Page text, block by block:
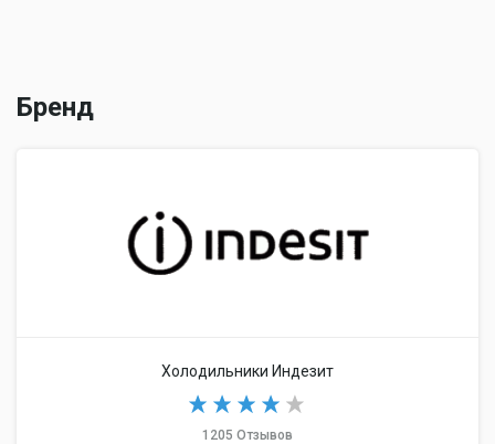
Бренд
Холодильники Индезит
1205 Отзывов